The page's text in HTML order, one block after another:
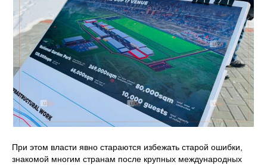
При этом власти явно стараются избежать старой ошибки,
знакомой многим странам после крупных международных